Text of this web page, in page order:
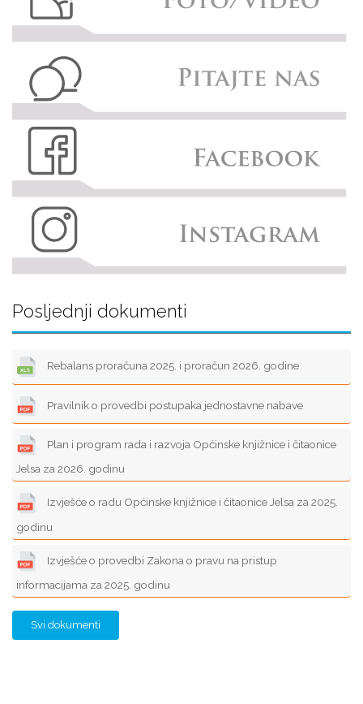
Posljednji dokumenti
Rebalans proračuna 2025. i proračun 2026. godine
Pravilnik o provedbi postupaka jednostavne nabave
Plan i program rada i razvoja Općinske knjižnice i čitaonice
Jelsa za 2026. godinu
Izvješće o radu Općinske knjižnice i čitaonice Jelsa za 2025.
godinu
Izvješće o provedbi Zakona o pravu na pristup
informacijama za 2025. godinu
Svi dokumenti